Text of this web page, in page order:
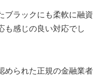
ブラックにも柔軟に融資
も感じの良い対応でし
められた正規の金融業者